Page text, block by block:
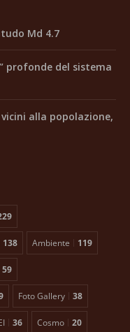
Md 4.7
profonde del sistema
alla popolazione,
138 Ambiente 119
59
Foto Gallery 38
36 Cosmo 20